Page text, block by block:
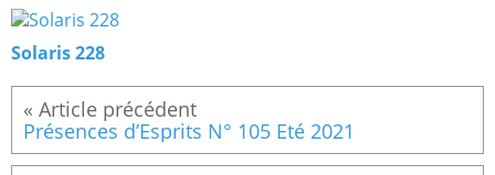
Solaris 228
Présences d’Esprits N° 105 Eté 2021